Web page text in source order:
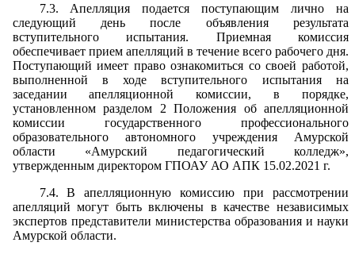
7.3. Апелляция подается поступающим лично на
следующий день после объявления результата
вступительного испытания. Приемная комиссия
обеспечивает прием апелляций в течение всего рабочего дня.
Поступающий имеет право ознакомиться со своей работой,
выполненной в ходе вступительного испытания на
заседании апелляционной комиссии, в порядке,
установленном разделом 2 Положения об апелляционной
комиссии государственного профессионального
образовательного автономного учреждения Амурской
области «Амурский педагогический колледж»,
утвержденным директором ГПОАУ АО АПК 15.02.2021 г.
7.4. В апелляционную комиссию при рассмотрении
апелляций могут быть включены в качестве независимых
экспертов представители министерства образования и науки
Амурской области.